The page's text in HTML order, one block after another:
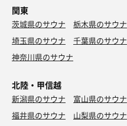
関東
茨城県のサウナ 栃木県のサウナ
埼玉県のサウナ
千葉県のサウナ
神奈川県のサウナ
北陸・甲信越
新潟県のサウナ 富山県のサウナ
福井県のサウナ
山梨県のサウナ